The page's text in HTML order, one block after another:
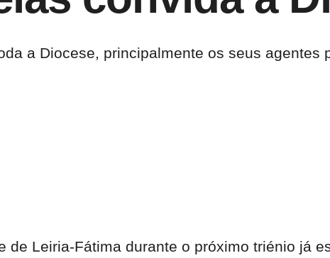
a Diocese, principalmente os seus agentes
Leiria-Fátima durante o próximo triénio já